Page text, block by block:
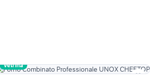
Vetrina